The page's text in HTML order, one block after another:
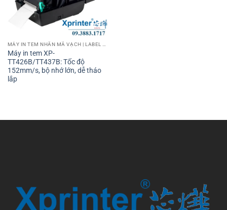
Máy in tem XP-
TT426B/TT437B: Tốc độ
152mm/s, bộ nhớ lớn, dễ tháo
lắp